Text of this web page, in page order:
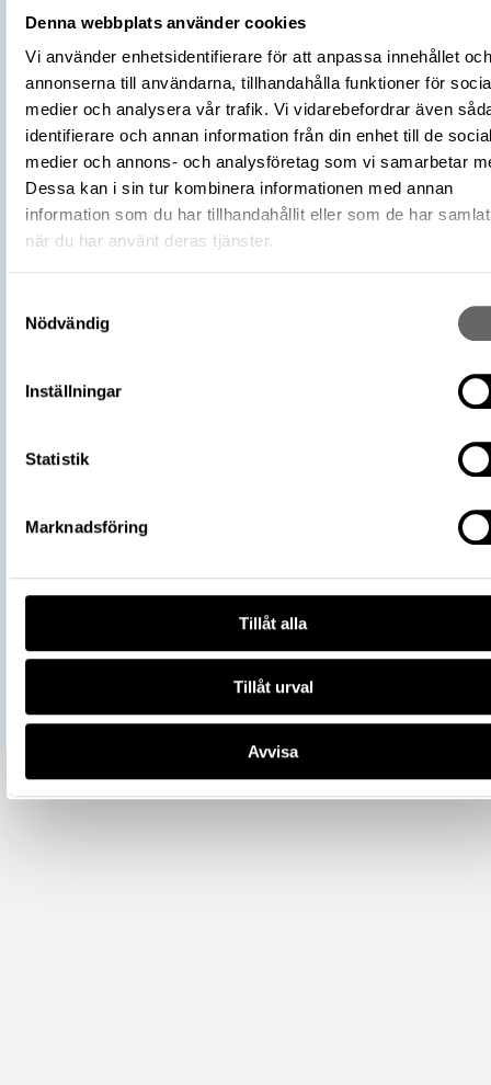
Denna webbplats använder cookies
Vi använder enhetsidentifierare för att anpassa innehållet och
annonserna till användarna, tillhandahålla funktioner för
medier och analysera vår trafik. Vi vidarebefordrar även
identifierare och annan information från din enhet till de
medier och annons- och analysföretag som vi samarbetar
Dessa kan i sin tur kombinera informationen med annan
information som du har tillhandahållit eller som de har
när du har använt deras tjänster.
Nödvändig
Inställningar
Statistik
Marknadsföring
Tillåt alla
Tillåt urval
Avvisa
Tidsperiod
Medeltid
Föremålsnummer
189765_HST
Andra nummer
Undernummer: 345
Förvärvsnummer
17033
Omnämns i katalog Förvärv: 17033 på Catview
Förvärvsdatum 1922
Fyndplats
Plats: Alvastra kloster, Fornlämning:
L2009:1570, Socken: Västra Tollstad
Kommun: Ödeshög kommun, Landskap:
Medeltida liv (start 2011-05-31),
https://samlingar.shm.se/object/
Mer information om licenser hos Statens historiska museer.